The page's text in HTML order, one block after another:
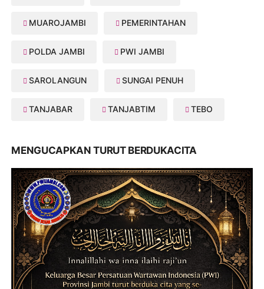
MUAROJAMBI PEMERINTAHAN
POLDA JAMBI PWI JAMBI
SAROLANGUN SUNGAI PENUH
TANJABAR TANJABTIM TEBO
MENGUCAPKAN TURUT BERDUKACITA